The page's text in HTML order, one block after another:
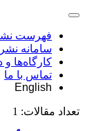
فهرست
سامانه
کارگاه‌ها
تماس با ما
English
تعداد مقالات: 1